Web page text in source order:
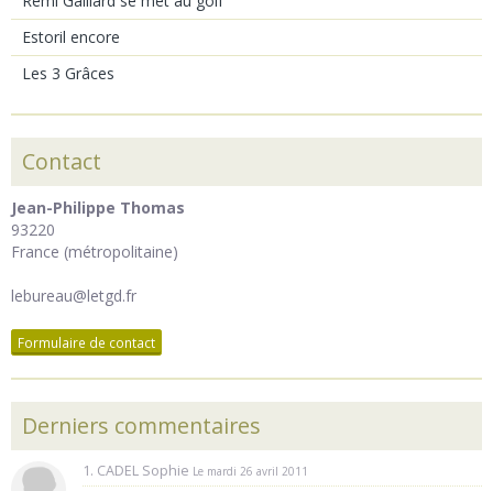
Estoril encore
Les 3 Grâces
Contact
Jean-Philippe Thomas
93220
France (métropolitaine)
lebureau@letgd.fr
Formulaire de contact
Derniers commentaires
1. CADEL Sophie Le mardi 26 avril 2011